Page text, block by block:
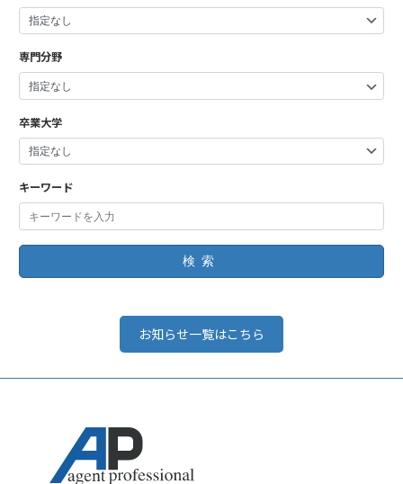
専門分野
卒業大学
キーワード
検索
お知らせ一覧はこちら